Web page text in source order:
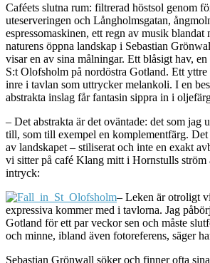
Caféets slutna rum: filtrerad höstsol genom
uteserveringen och Långholmsgatan,
espressomaskinen, ett regn av musik blandat
naturens öppna landskap i Sebastian
visar en av sina målningar. Ett blåsigt hav,
S:t Olofsholm på nordöstra Gotland. Ett
inre i tavlan som uttrycker melankoli. I en
abstrakta inslag får fantasin sippra in i
– Det abstrakta är det oväntade: det som jag
till, som till exempel en komplementfärg.
av landskapet – stiliserat och inte en exakt
vi sitter på café Klang mitt i Hornstulls ström
intryck:
– Leken är otroligt
expressiva kommer med i tavlorna. Jag
Gotland för ett par veckor sen och måste
och minne, ibland även fotoreferens, säger
Sebastian Grönwall söker och finner ofta